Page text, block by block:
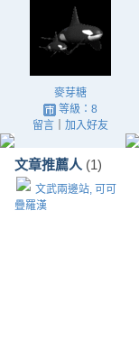
麥芽糖
等級：8
留言｜ 加入好友
文章推薦人 (1)
文武兩邊站, 可可
疊羅漢